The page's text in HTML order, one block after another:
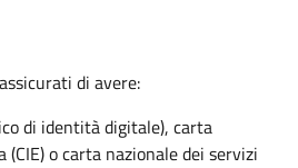
di avere:
di identità digitale), carta
o carta nazionale dei servizi